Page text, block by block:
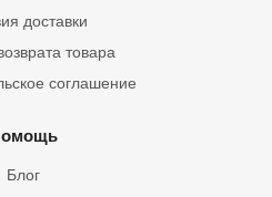
доставки
товара
соглашение
Блог